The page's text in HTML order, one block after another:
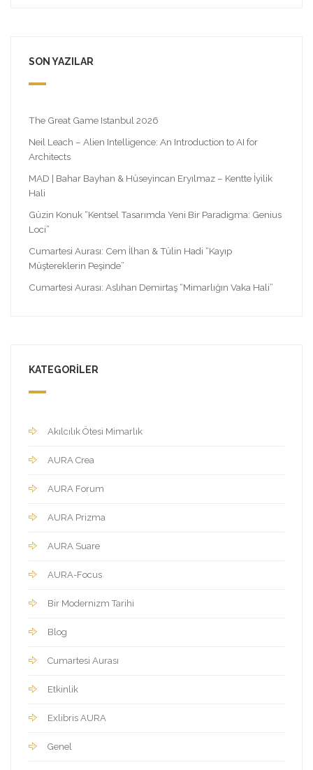
SON YAZILAR
The Great Game Istanbul 2026
Neil Leach – Alien Intelligence: An Introduction to AI for
Architects
MAD | Bahar Bayhan & Hüseyincan Eryılmaz – Kentte İyilik
Hali
Güzin Konuk “Kentsel Tasarımda Yeni Bir Paradigma: Genius
Loci”
Cumartesi Aurası: Cem İlhan & Tülin Hadi “Kayıp
Müştereklerin Peşinde”
Cumartesi Aurası: Aslıhan Demirtaş “Mimarlığın Vaka Hali”
KATEGORILER
Akılcılık Ötesi Mimarlık
AURA Crea
AURA Forum
AURA Prizma
AURA Suare
AURA-Focus
Bir Modernizm Tarihi
Blog
Cumartesi Aurası
Etkinlik
Exlibris AURA
Genel